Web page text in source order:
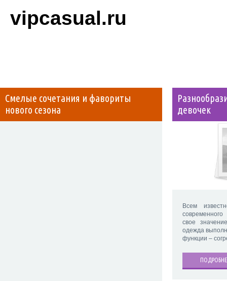
vipcasual.ru
Смелые сочетания и фавориты
нового сезона
девочек
Всем
свое
одежда
функции –